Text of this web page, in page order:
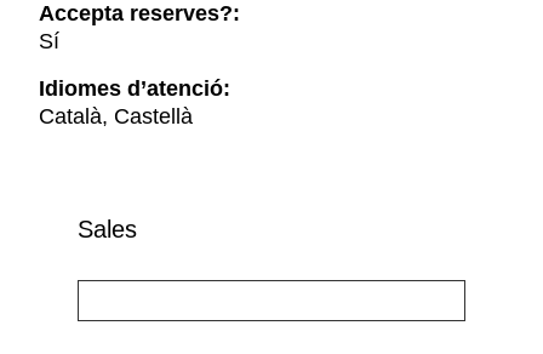
Accepta reserves?:
Sí
Idiomes d’atenció:
Català, Castellà
Sales